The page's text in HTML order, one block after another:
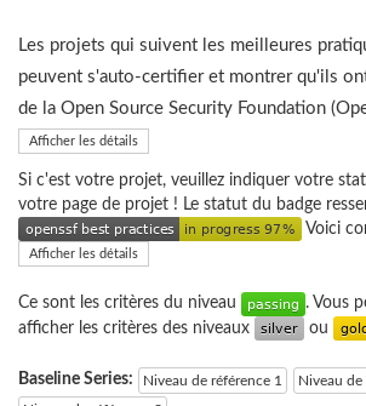
Les projets qui suivent les meilleures
peuvent s'auto-certifier et montrer qu'ils
de la Open Source Security Foundation
Afficher les détails
Si c'est votre projet, veuillez indiquer votre
votre page de projet ! Le statut du badge
Voici
Afficher les détails
Ce sont les critères du niveau
. Vous
afficher les critères des niveaux
ou
Baseline Series: Niveau de référence 1
Niveau de